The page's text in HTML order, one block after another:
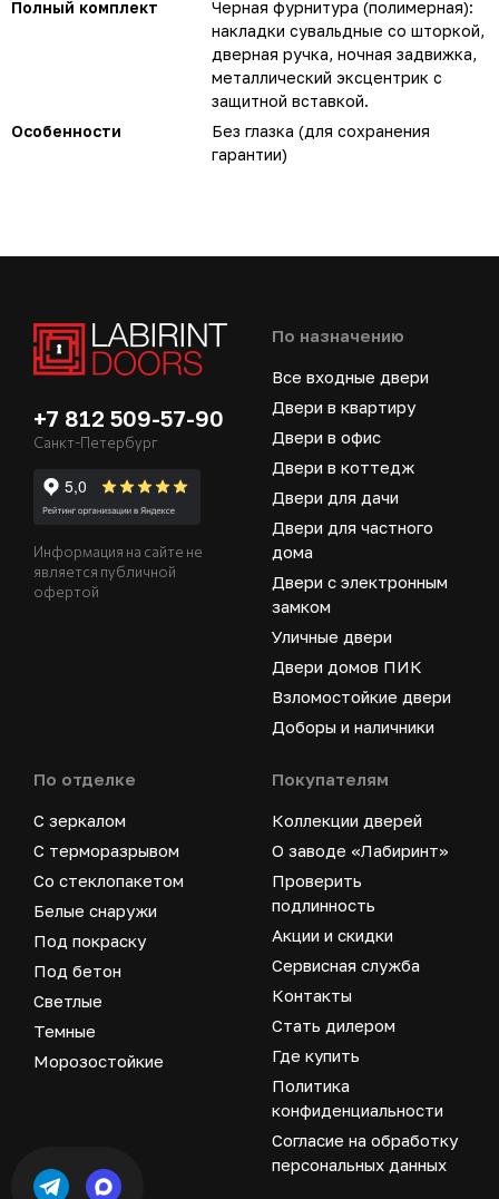
Полный комплект
Черная фурнитура (полимерная):
накладки сувальдные со шторкой,
дверная ручка, ночная задвижка,
металлический эксцентрик с
защитной вставкой.
Особенности
Без глазка (для сохранения
гарантии)
+7 812 509-57-90
Санкт-Петербург
Информация на сайте не
является публичной
офертой
По назначению
Все входные двери
Двери в квартиру
Двери в офис
Двери в коттедж
Двери для дачи
Двери для частного
дома
Двери с электронным
замком
Уличные двери
Двери домов ПИК
Взломостойкие двери
Доборы и наличники
По отделке
С зеркалом
С терморазрывом
Со стеклопакетом
Белые снаружи
Под покраску
Под бетон
Светлые
Темные
Морозостойкие
Покупателям
Коллекции дверей
О заводе «Лабиринт»
Проверить
подлинность
Акции и скидки
Сервисная служба
Контакты
Стать дилером
Где купить
Политика
конфиденциальности
Согласие на обработку
персональных данных